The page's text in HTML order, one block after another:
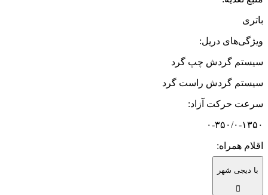
باتری
ویژگی‌های دریل:
سیستم گردش چپ گرد
سیستم گردش راست گرد
سرعت حرکت آزاد:
۰-۳۵۰/۰-۱۳۵۰
اقلام همراه:
کاور
با دیجی شهر